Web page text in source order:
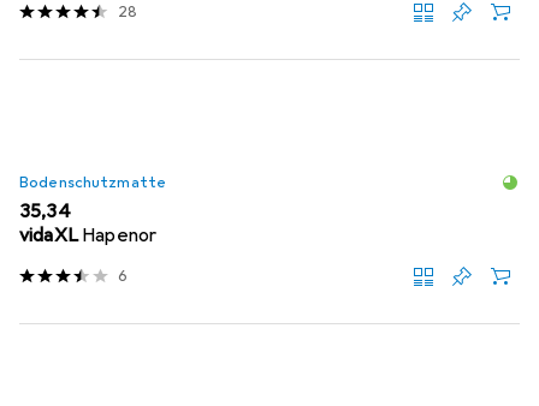
28
Bodenschutzmatte
EUR
35,34
vidaXL Hapenor
6